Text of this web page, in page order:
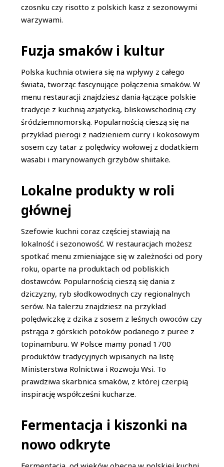
czosnku czy risotto z polskich kasz z sezonowymi
warzywami.
Fuzja smaków i kultur
Polska kuchnia otwiera się na wpływy z całego
świata, tworząc fascynujące połączenia smaków. W
menu restauracji znajdziesz dania łączące polskie
tradycje z kuchnią azjatycką, bliskowschodnią czy
śródziemnomorską. Popularnością cieszą się na
przykład pierogi z nadzieniem curry i kokosowym
sosem czy tatar z polędwicy wołowej z dodatkiem
wasabi i marynowanych grzybów shiitake.
Lokalne produkty w roli
głównej
Szefowie kuchni coraz częściej stawiają na
lokalność i sezonowość. W restauracjach możesz
spotkać menu zmieniające się w zależności od pory
roku, oparte na produktach od pobliskich
dostawców. Popularnością cieszą się dania z
dziczyzny, ryb słodkowodnych czy regionalnych
serów. Na talerzu znajdziesz na przykład
polędwiczkę z dzika z sosem z leśnych owoców czy
pstrąga z górskich potoków podanego z puree z
topinamburu. W Polsce mamy ponad 1700
produktów tradycyjnych wpisanych na listę
Ministerstwa Rolnictwa i Rozwoju Wsi. To
prawdziwa skarbnica smaków, z której czerpią
inspirację współcześni kucharze.
Fermentacja i kiszonki na
nowo odkryte